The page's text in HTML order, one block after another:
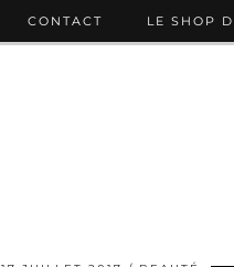
CONTACT LE SHOP